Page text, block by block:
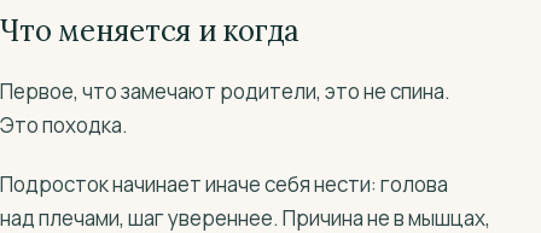
Что меняется и когда
Первое, что замечают родители, это не спина.
Это походка.
Подросток начинает иначе себя нести: голова
над плечами, шаг увереннее. Причина не в мышцах,